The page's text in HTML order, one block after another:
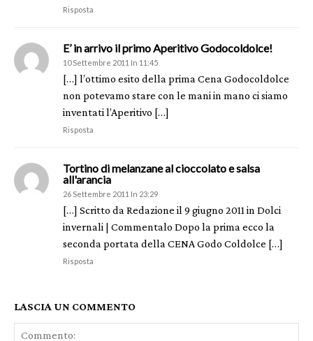
Risposta
E’ in arrivo il primo Aperitivo Godocoldolce!
10 Settembre 2011 In 11:45
[…] l’ottimo esito della prima Cena Godocoldolce
non potevamo stare con le mani in mano ci siamo
inventati l’Aperitivo […]
Risposta
Tortino di melanzane al cioccolato e salsa
all'arancia
26 Settembre 2011 In 23:29
[…] Scritto da Redazione il 9 giugno 2011 in Dolci
invernali | Commentalo Dopo la prima ecco la
seconda portata della CENA Godo Coldolce […]
Risposta
LASCIA UN COMMENTO